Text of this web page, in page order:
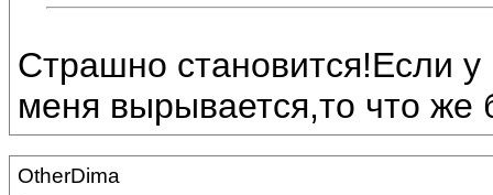
Страшно становится!Если
меня вырывается,то что же
OtherDima